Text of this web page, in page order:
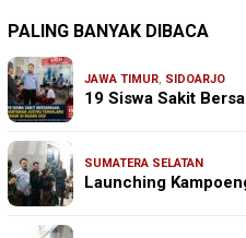
PALING BANYAK DIBACA
JAWA TIMUR, SIDOARJO
19 Siswa Sakit
SUMATERA SELATAN
Launching